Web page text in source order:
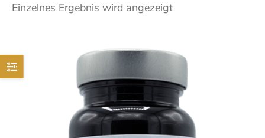
Einzelnes Ergebnis wird angezeigt